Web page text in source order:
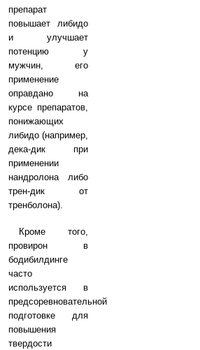
препарат
повышает либидо
и улучшает
потенцию у
мужчин, его
применение
оправдано на
курсе препаратов,
понижающих
либидо (например,
дека-дик при
применении
нандролона либо
трен-дик от
тренболона).
Кроме того,
провирон в
бодибилдинге
часто
используется в
предсоревновательной
подготовке для
повышения
твердости